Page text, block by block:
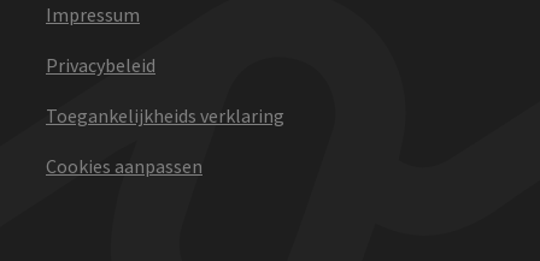
Impressum
Privacybeleid
Toegankelijkheids verklaring
Cookies aanpassen